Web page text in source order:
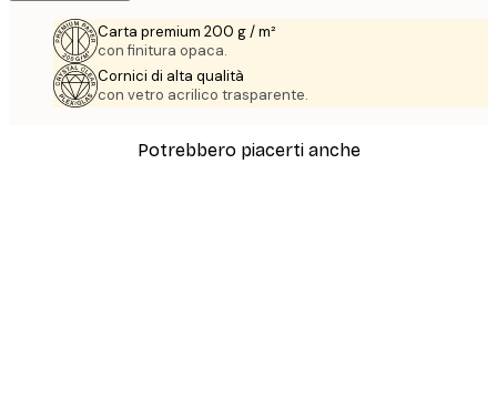
Carta premium 200 g / m²
con finitura opaca.
Cornici di alta qualità
con vetro acrilico trasparente.
Potrebbero piacerti anche